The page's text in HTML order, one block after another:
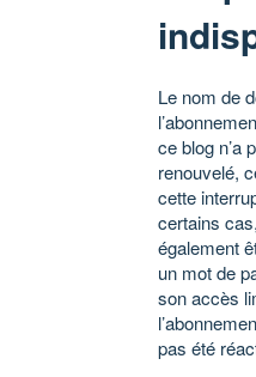
Le nom de
ce blog n’a
renouvelé,
cette
certains
également
un mot de
son accès
pas été